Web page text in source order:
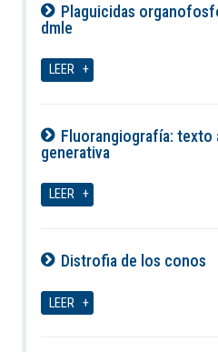
Plaguicidas
dmle
LEER
Fluorangiografía: texto
generativa
LEER
Distrofia de los conos
LEER